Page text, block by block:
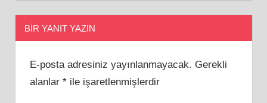
BIR YANIT YAZIN
E-posta adresiniz yayınlanmayacak. Gerekli
alanlar *ile işaretlenmişlerdir